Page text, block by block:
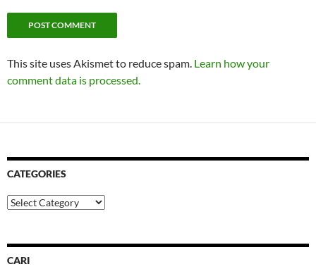
This site uses Akismet to reduce spam. Learn how your
comment data is processed.
CATEGORIES
Categories
CARI